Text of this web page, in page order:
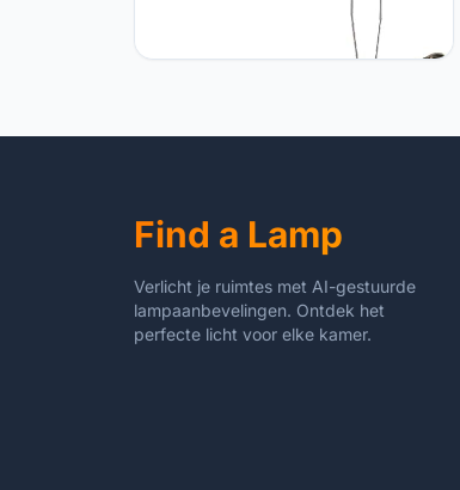
Staal | Zilver incl. LED en dimmer -
Lexus | Dimmer | Dimbaar |
Find a Lamp
Verlicht je ruimtes met AI-gestuurde
lampaanbevelingen. Ontdek het
perfecte licht voor elke kamer.